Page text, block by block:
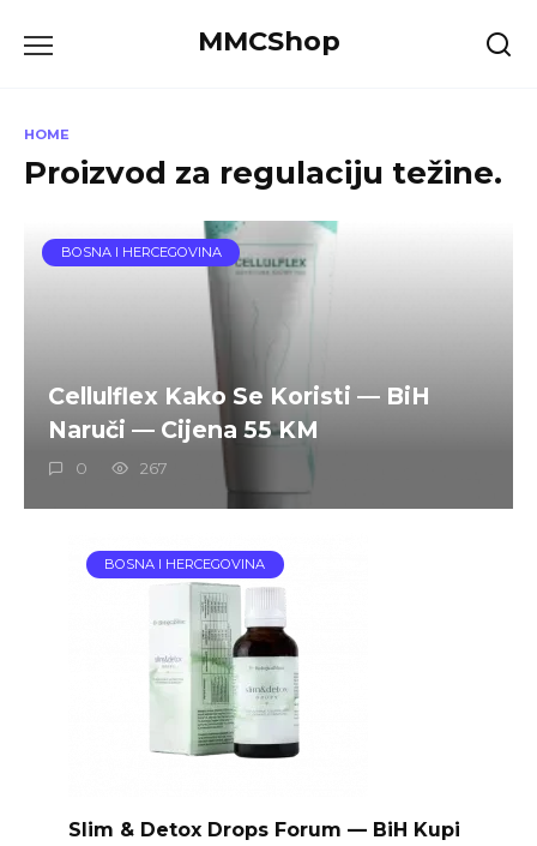
MMCShop
HOME
Proizvod za regulaciju težine.
BOSNA I HERCEGOVINA
Cellulflex Kako Se Koristi — BiH
Naruči — Cijena 55 KM
0 267
BOSNA I HERCEGOVINA
Slim & Detox Drops Forum — BiH Kupi